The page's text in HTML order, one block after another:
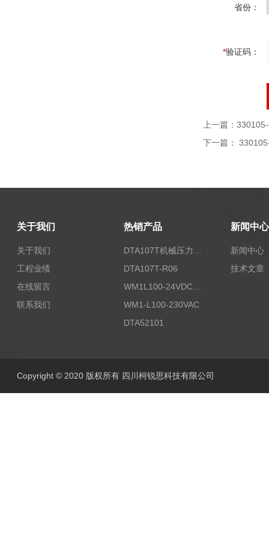
省份：
*验证码：
上一篇：
下一篇：
关于我们
关于我们
工程业绩
在线留言
联系我们
热销产品
DTA107T-R06
WM1L100-24VDC/T5X
WM1-L100-230VAC
DTA52101
新闻中心
新闻中心
技术文章
Copyright © 2020 版权所有 四川柯锐思科技有限公司